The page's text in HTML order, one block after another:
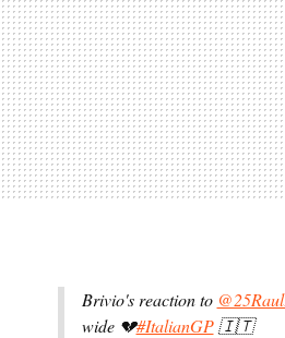
Brivio's reaction to
wide 💔#ItalianGP🇮🇹